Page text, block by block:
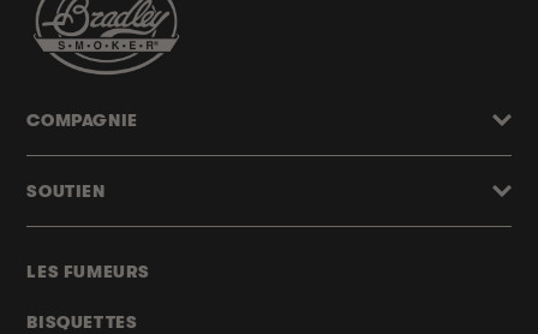
LES FUMEURS
BISQUETTES
COMPAGNIE
SOUTIEN